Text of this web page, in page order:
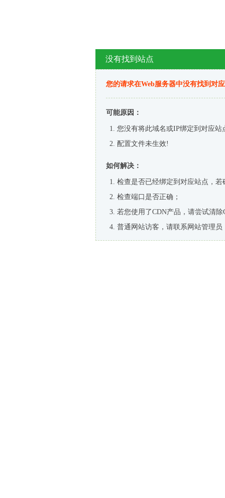
没有找到站点
您的请求在Web服务器中没有找到对
可能原因：
您没有将此域名或IP绑定到对应站
配置文件未生效!
如何解决：
检查是否已经绑定到对应站点，
检查端口是否正确；
若您使用了CDN产品，请尝试清除
普通网站访客，请联系网站管理员